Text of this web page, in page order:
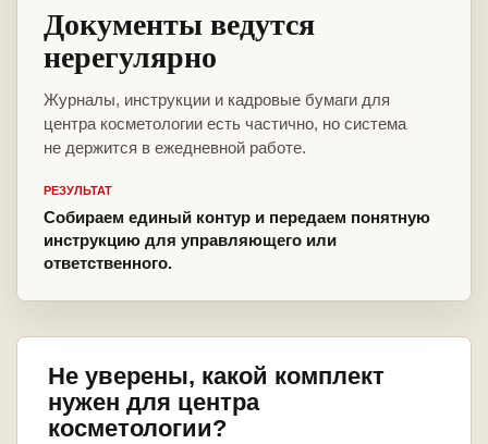
Документы ведутся
нерегулярно
Журналы, инструкции и кадровые бумаги для
центра косметологии есть частично, но система
не держится в ежедневной работе.
РЕЗУЛЬТАТ
Собираем единый контур и передаем понятную
инструкцию для управляющего или
ответственного.
Не уверены, какой комплект
нужен для центра
косметологии?